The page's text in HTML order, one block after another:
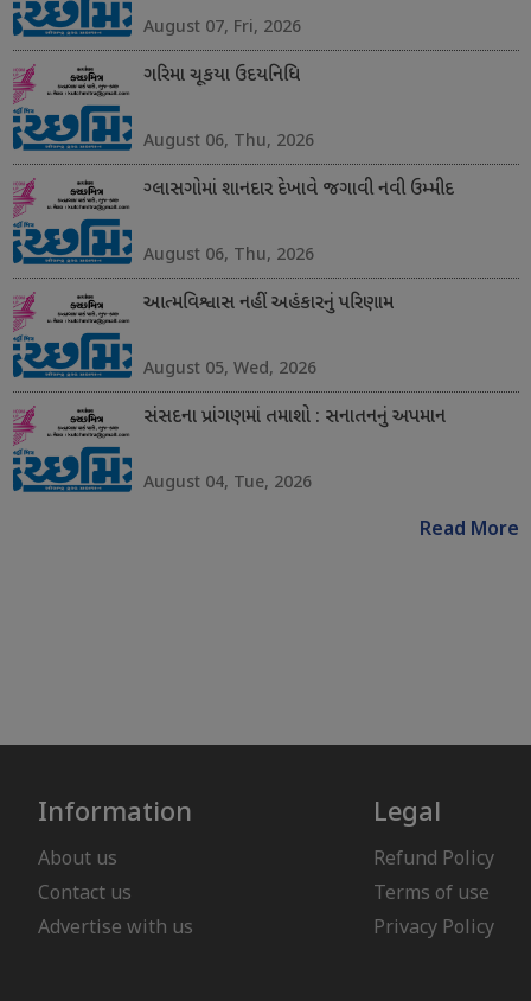
August 07, Fri, 2026
ગરિમા ચૂકયા ઉદયનિધિ
August 06, Thu, 2026
ગ્લાસગોમાં શાનદાર દેખાવે જગાવી નવી ઉમ્મીદ
August 06, Thu, 2026
આત્મવિશ્વાસ નહીં અહંકારનું પરિણામ
August 05, Wed, 2026
સંસદના પ્રાંગણમાં તમાશો : સનાતનનું અપમાન
August 04, Tue, 2026
Read More
Information
About us
Contact us
Advertise with us
Legal
Refund Policy
Terms of use
Privacy Policy